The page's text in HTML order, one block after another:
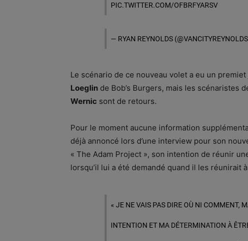
PIC.TWITTER.COM/OFBRFYARSV
— RYAN REYNOLDS
Le scénario de ce nouveau volet a eu un
Loeglin de Bob’s Burgers, mais les scénaristes
Wernic sont de retours.
Pour le moment aucune information
déjà annoncé lors d’une interview pour son
« The Adam Project », son intention de réunir
lorsqu’il lui a été demandé quand il les réunirait
« JE NE VAIS PAS DIRE OÙ NI COMMENT,
INTENTION ET MA DÉTERMINATION À